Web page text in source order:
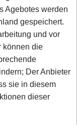
Agebotes werden
gespeichert.
und vor
können die
Der Anbieter
sie in diesem
dieser